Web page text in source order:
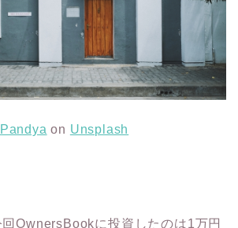
on Unsplash
OwnersBookに投資したのは1万円